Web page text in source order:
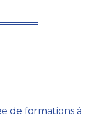
de formations à